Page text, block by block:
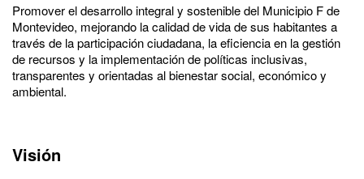
Promover el desarrollo integral y sostenible del Municipio F de
Montevideo, mejorando la calidad de vida de sus habitantes a
través de la participación ciudadana, la eficiencia en la gestión
de recursos y la implementación de políticas inclusivas,
transparentes y orientadas al bienestar social, económico y
ambiental.
Visión